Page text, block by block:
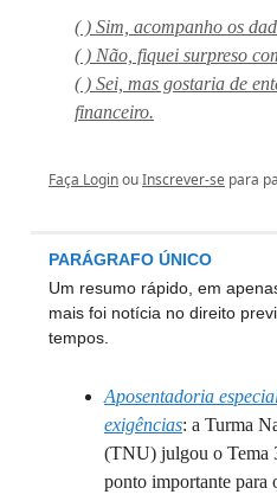
( ) Sim, acompanho os
( ) Não, fiquei surpreso
( ) Sei, mas gostaria de
financeiro.
Faça LoginouInscrever-se para
PARÁGRAFO ÚNICO
Um resumo rápido, em
mais foi notícia no direito
tempos.
Aposentadoria
exigências: a Turma
(TNU) julgou o Tema
ponto importante para